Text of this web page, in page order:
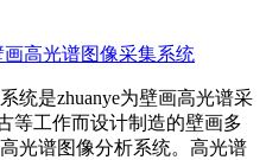
画高光谱图像采集系统
统是zhuanye为壁画高光谱采
等工作而设计制造的壁画多
光谱图像分析系统。高光谱